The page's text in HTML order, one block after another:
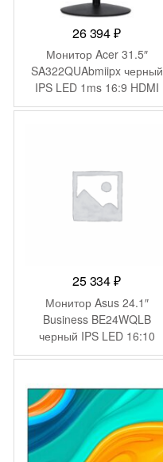
26 394₽
Монитор Acer 31.5″
SA322QUAbmiipx черный
IPS LED 1ms 16:9 HDMI
M/M 300cd 178гр/178гр
25 334₽
Монитор Asus 24.1″
Business BE24WQLB
черный IPS LED 16:10
HDMI M/M матовая HAS
1920×1200 VGA DP FHD
USB 6.1кг